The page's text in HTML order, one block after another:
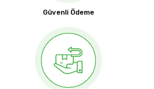
Güvenli Ödeme